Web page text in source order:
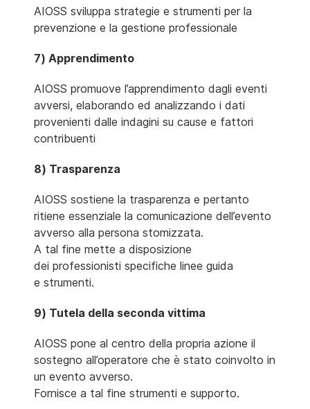
AIOSS sviluppa strategie e strumenti per la
prevenzione e la gestione professionale
7) Apprendimento
AIOSS promuove l’apprendimento dagli eventi
avversi, elaborando ed analizzando i dati
provenienti dalle indagini su cause e fattori
contribuenti
8) Trasparenza
AIOSS sostiene la trasparenza e pertanto
ritiene essenziale la comunicazione dell’evento
avverso alla persona stomizzata.
A tal fine mette a disposizione
dei professionisti specifiche linee guida
e strumenti.
9) Tutela della seconda vittima
AIOSS pone al centro della propria azione il
sostegno all’operatore che è stato coinvolto in
un evento avverso.
Fornisce a tal fine strumenti e supporto.